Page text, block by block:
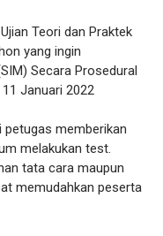
Teori dan Praktek
yang ingin
Secara Prosedural
Januari 2022
petugas memberikan
melakukan test.
tata cara maupun
memudahkan peserta